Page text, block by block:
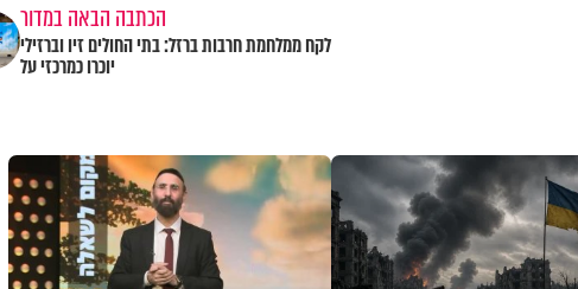
הכתבה הבאה במדור
לקח ממלחמת חרבות ברזל: בתי החולים זיו וברזילי
יוכרו כמרכזי על